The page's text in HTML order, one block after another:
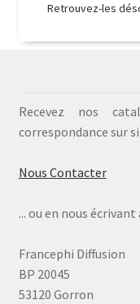
Retrouvez-les
Recevez nos
correspondance sur
Nous Contacter
... ou en nous écrivant
Francephi Diffusion
BP 20045
53120 Gorron